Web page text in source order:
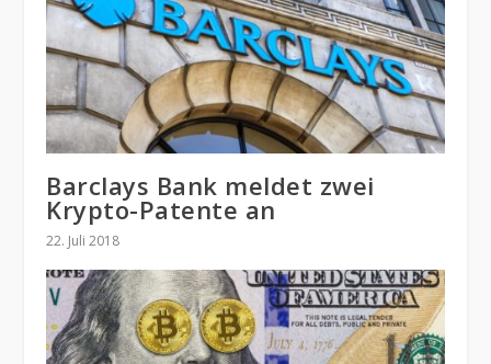
Barclays Bank meldet zwei
Krypto-Patente an
22. Juli 2018